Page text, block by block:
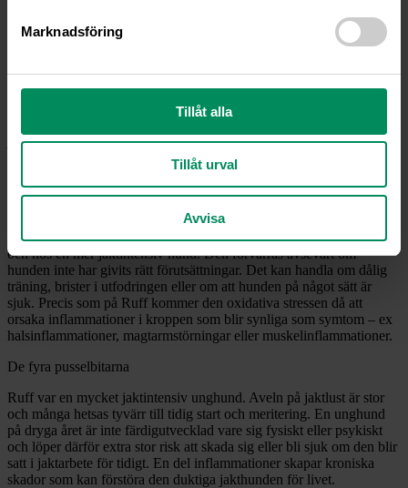
Marknadsföring
Tillåt alla
Tillåt urval
Avvisa
Ruffs fall är ett ganska vanligt fall under jaktsäsongen. Det finns
”går emot sig själva”. Hos våra unghundar är det därför extra viktigt
att alla delar i det så kallade hundpusslet finns – avel, träning,
utfodring och hälsa. Om en bit fallerar kommer hunden att kunna
jakthund förbereda den väl för att förhindra sjukdom och skada. En
sådan hund tänker inte på sig själv – det får vi göra åt den. Bara för
att en hund jagar betyder inte att den mår bra.
inflammationer i kroppen. Kroppens känsligaste organ är
magtarmkanalen. Den oxidativa stressen är högre hos en unghund
och hos en mer jaktintensiv hund. Den förvärras avsevärt om
hunden inte har givits rätt förutsättningar. Det kan handla om dålig
träning, brister i utfodringen eller om att hunden på något sätt är
sjuk. Precis som på Ruff kommer den oxidativa stressen då att
orsaka inflammationer i kroppen som blir synliga som symtom – ex
halsinflammationer, magtarmstörningar eller muskelinflammationer.
De fyra pusselbitarna
Ruff var en mycket jaktintensiv unghund. Aveln på jaktlust är stor
och många hetsas tyvärr till tidig start och meritering. En unghund
på dryga året är inte färdigutvecklad vare sig fysiskt eller psykiskt
och löper därför extra stor risk att skada sig eller bli sjuk om den blir
satt i jaktarbete för tidigt. En del inflammationer skapar kroniska
skador som kan förstöra den duktiga jakthunden för livet.